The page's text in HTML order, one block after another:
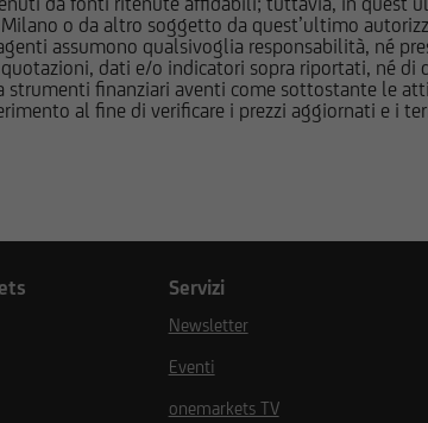
o da altro soggetto da quest’ultimo
assumono qualsivoglia responsabilità, né
dati e/o indicatori sopra riportati, né
finanziari aventi come sottostante le
al fine di verificare i prezzi aggiornati e i
Servizi
Newsletter
Eventi
onemarkets TV
documentazione d'offerta.
informazioni e ai documenti pubblicati sul Sito
e regolamentare in materia di strumenti
è quindi consentito solamente ai soggetti che
né agiscono per conto o a beneficio di una
S dello United States Securities Act del